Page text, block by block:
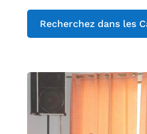
Recherchez dans les